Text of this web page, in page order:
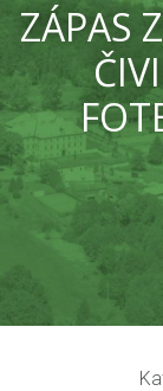
ZÁPAS